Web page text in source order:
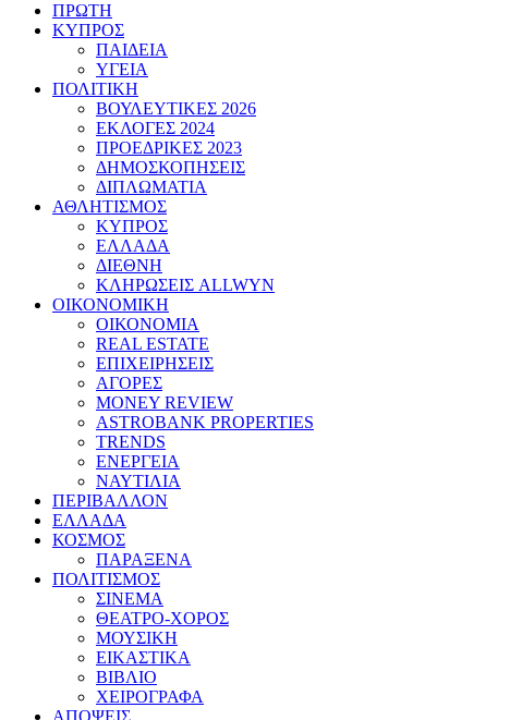
ΠΡΩΤΗ
ΚΥΠΡΟΣ
ΠΑΙΔΕΙΑ
ΥΓΕΙΑ
ΠΟΛΙΤΙΚΗ
ΒΟΥΛΕΥΤΙΚΕΣ 2026
ΕΚΛΟΓΕΣ 2024
ΠΡΟΕΔΡΙΚΕΣ 2023
ΔΗΜΟΣΚΟΠΗΣΕΙΣ
ΔΙΠΛΩΜΑΤΙΑ
ΑΘΛΗΤΙΣΜΟΣ
ΚΥΠΡΟΣ
ΕΛΛΑΔΑ
ΔΙΕΘΝΗ
ΚΛΗΡΩΣΕΙΣ ALLWYN
ΟΙΚΟΝΟΜΙΚΗ
ΟΙΚΟΝΟΜΙΑ
REAL ESTATE
ΕΠΙΧΕΙΡΗΣΕΙΣ
ΑΓΟΡΕΣ
MONEY REVIEW
ASTROBANK PROPERTIES
TRENDS
ΕΝΕΡΓΕΙΑ
ΝΑΥΤΙΛΙΑ
ΠΕΡΙΒΑΛΛΟΝ
ΕΛΛΑΔΑ
ΚΟΣΜΟΣ
ΠΑΡΑΞΕΝΑ
ΠΟΛΙΤΙΣΜΟΣ
ΣΙΝΕΜΑ
ΘΕΑΤΡΟ-ΧΟΡΟΣ
ΜΟΥΣΙΚΗ
ΕΙΚΑΣΤΙΚΑ
ΒΙΒΛΙΟ
ΧΕΙΡΟΓΡΑΦΑ
ΑΠΟΨΕΙΣ